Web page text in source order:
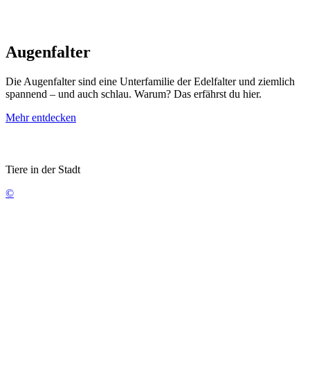
Augenfalter
Die Augenfalter sind eine Unterfamilie der Edelfalter und ziemlich
spannend – und auch schlau. Warum? Das erfährst du hier.
Mehr entdecken
Tiere in der Stadt
©